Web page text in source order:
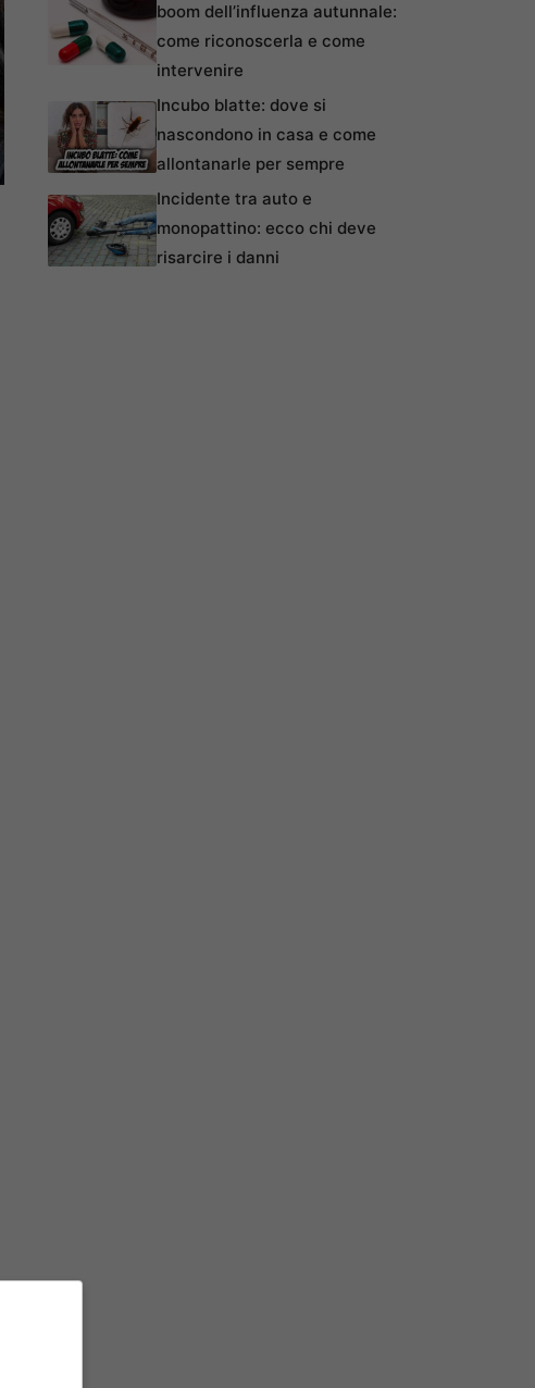
boom dell’influenza autunnale:
come riconoscerla e come
intervenire
Incubo blatte: dove si
nascondono in casa e come
allontanarle per sempre
Incidente tra auto e
monopattino: ecco chi deve
risarcire i danni